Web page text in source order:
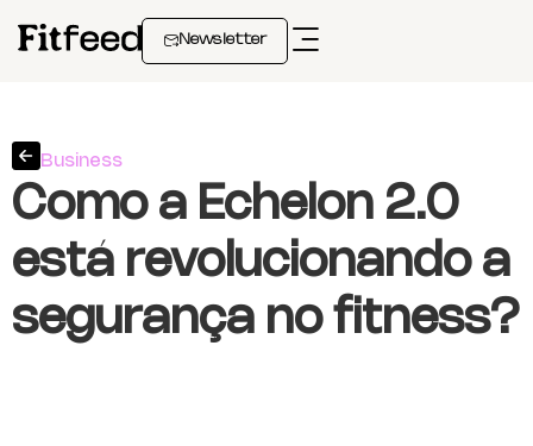
Newsletter
Business
Como a Echelon 2.0
está revolucionando a
segurança no fitness?